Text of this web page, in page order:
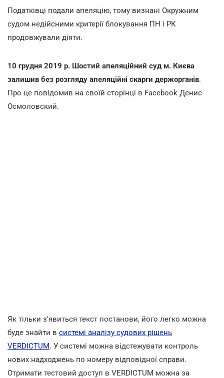
Податківці подали апеляцію, тому визнані Окружним
судом недійсними критерії блокування ПН і РК
продовжували діяти.
10 грудня 2019 р. Шостий апеляційний суд м. Києва
залишив без розгляду апеляційні скарги держорганів.
Про це повідомив на своїй сторінці в Facebook Денис
Осмоловский.
Як тільки з'явиться текст постанови, його легко можна
буде знайти в системі аналізу судових рішень
VERDICTUM. У системі можна відстежувати контроль
нових надходжень по номеру відповідної справи.
Отримати тестовий доступ в VERDICTUM можна за